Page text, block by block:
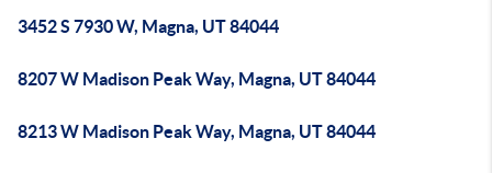
3452 S 7930 W, Magna, UT 84044
8207 W Madison Peak Way, Magna, UT 84044
8213 W Madison Peak Way, Magna, UT 84044